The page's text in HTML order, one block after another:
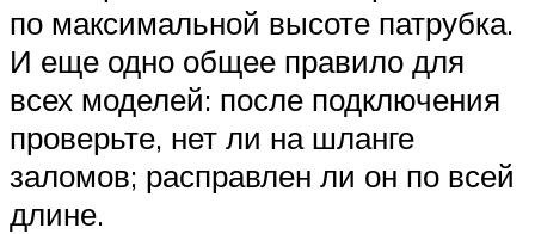
по максимальной высоте патрубка.
И еще одно общее правило для
всех моделей: после подключения
проверьте, нет ли на шланге
заломов; расправлен ли он по всей
длине.